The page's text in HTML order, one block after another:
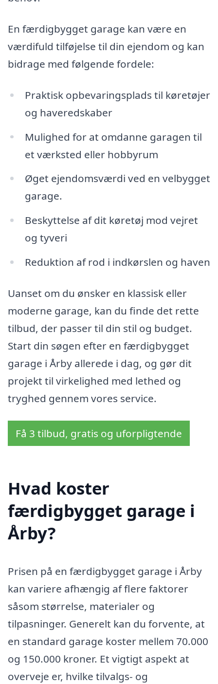
En færdigbygget garage kan være en
værdifuld tilføjelse til din ejendom og kan
bidrage med følgende fordele:
Praktisk opbevaringsplads til køretøjer
og haveredskaber
Mulighed for at omdanne garagen til
et værksted eller hobbyrum
Øget ejendomsværdi ved en velbygget
garage.
Beskyttelse af dit køretøj mod vejret
og tyveri
Reduktion af rod i indkørslen og haven
Uanset om du ønsker en klassisk eller
moderne garage, kan du finde det rette
tilbud, der passer til din stil og budget.
Start din søgen efter en færdigbygget
garage i Årby allerede i dag, og gør dit
projekt til virkelighed med lethed og
tryghed gennem vores service.
Få 3 tilbud, gratis og uforpligtende
Hvad koster
færdigbygget garage i
Årby?
Prisen på en færdigbygget garage i Årby
kan variere afhængig af flere faktorer
såsom størrelse, materialer og
tilpasninger. Generelt kan du forvente, at
en standard garage koster mellem 70.000
og 150.000 kroner. Et vigtigt aspekt at
overveje er, hvilke tilvalgs- og